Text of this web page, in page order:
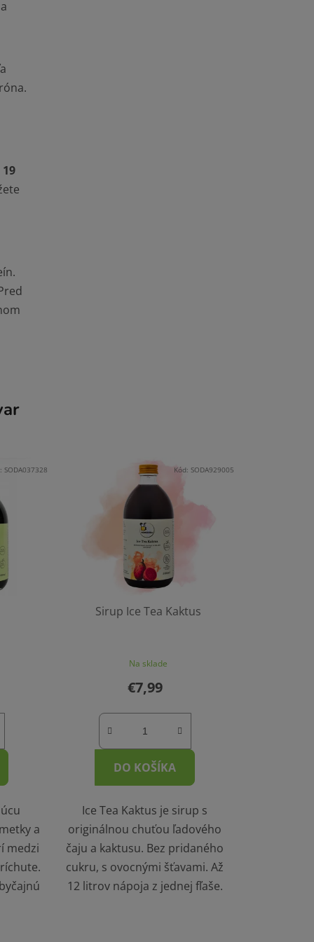
19
a
medzi
SODA037328
Sirup Ice Tea Kaktus
Na sklade
€7,99
DO KOŠÍKA
Ice Tea Kaktus je sirup s
originálnou chuťou ľadového
čaju a kaktusu. Bez pridaného
cukru, s ovocnými šťavami. Až
12 litrov nápoja z jednej fľaše.
Kód: SODA929005